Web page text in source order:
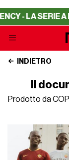
- LA SERIE A
INDIETRO
Il
Prodotto da